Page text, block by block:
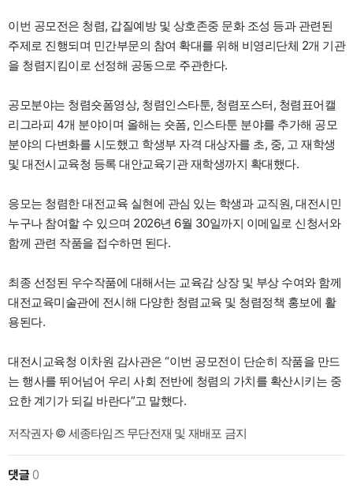
이번 공모전은 청렴, 갑질예방 및 상호존중 문화 조성 등과 관련된
주제로 진행되며 민간부문의 참여 확대를 위해 비영리단체 2개 기관
을 청렴지킴이로 선정해 공동으로 주관한다.
공모분야는 청렴숏폼영상, 청렴인스타툰, 청렴포스터, 청렴표어캘
리그라피 4개 분야이며 올해는 숏폼, 인스타툰 분야를 추가해 공모
분야의 다변화를 시도했고 학생부 자격 대상자를 초, 중, 고 재학생
및 대전시교육청 등록 대안교육기관 재학생까지 확대했다.
응모는 청렴한 대전교육 실현에 관심 있는 학생과 교직원, 대전시민
누구나 참여할 수 있으며 2026년 6월 30일까지 이메일로 신청서와
함께 관련 작품을 접수하면 된다.
최종 선정된 우수작품에 대해서는 교육감 상장 및 부상 수여와 함께
대전교육미술관에 전시해 다양한 청렴교육 및 청렴정책 홍보에 활
용된다.
대전시교육청 이차원 감사관은 “이번 공모전이 단순히 작품을 만드
는 행사를 뛰어넘어 우리 사회 전반에 청렴의 가치를 확산시키는 중
요한 계기가 되길 바란다”고 말했다.
저작권자 © 세종타임즈 무단전재 및 재배포 금지
댓글0